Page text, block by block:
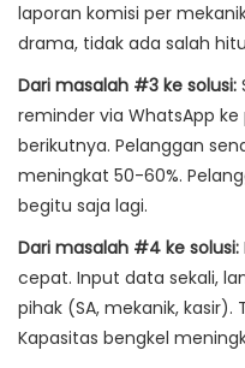
laporan komisi per
drama, tidak ada salah
Dari masalah #3 ke solusi:
reminder via WhatsApp
berikutnya. Pelanggan
meningkat 50-60%.
begitu saja lagi.
Dari masalah #4 ke solusi:
cepat. Input data sekali,
pihak (SA, mekanik, kasir).
Kapasitas bengkel